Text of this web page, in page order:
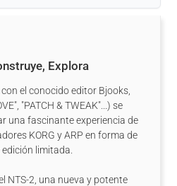
Explora
el conocido editor Bjooks,
"PATCH & TWEAK"...) se
una fascinante experiencia de
KORG y ARP en forma de
limitada.
NTS-2, una nueva y potente